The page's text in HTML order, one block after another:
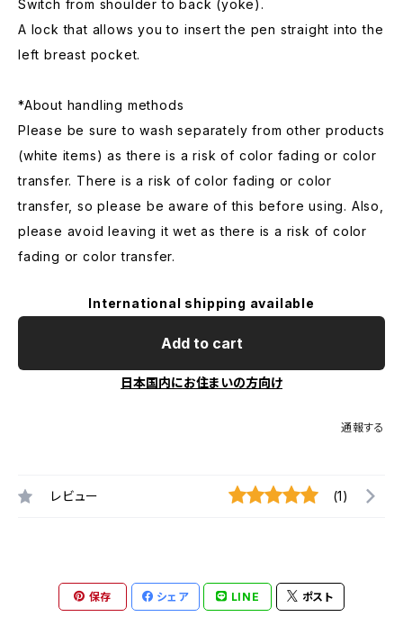
Switch from shoulder to back (yoke).
A lock that allows you to insert the pen straight into the
left breast pocket.
*About handling methods
Please be sure to wash separately from other products
(white items) as there is a risk of color fading or color
transfer. There is a risk of color fading or color
transfer, so please be aware of this before using. Also,
please avoid leaving it wet as there is a risk of color
fading or color transfer.
International shipping available
Add to cart
日本国内にお住まいの方向け
通報する
レビュー (1)
保存 シェア LINE ポスト